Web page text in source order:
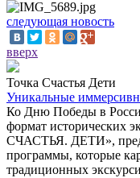
следующая новость
вверх
Точка Счастья Дети
Уникальные
Ко Дню Победы в
формат исторических
СЧАСТЬЯ. ДЕТИ»,
программы, которые
традиционных